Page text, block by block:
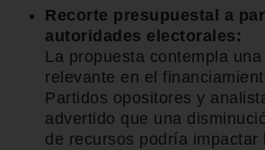
Recorte presupuestal a
autoridades electorales:
La propuesta contempla
relevante en el
Partidos opositores y
advertido que una
de recursos podría impactar